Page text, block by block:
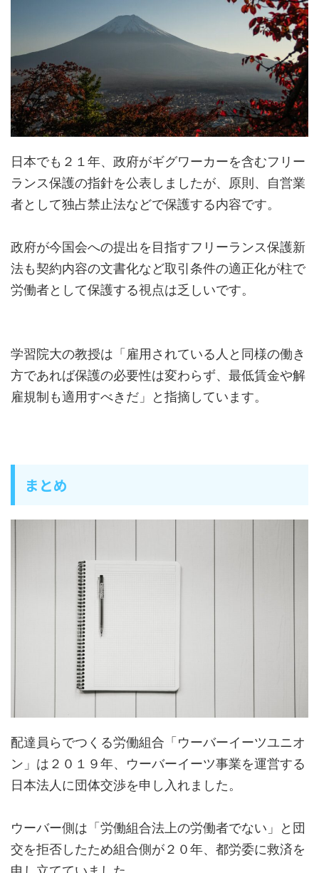
日本でも２１年、政府がギグワーカーを含むフリー
ランス保護の指針を公表しましたが、原則、自営業
者として独占禁止法などで保護する内容です。
政府が今国会への提出を目指すフリーランス保護新
法も契約内容の文書化など取引条件の適正化が柱で
労働者として保護する視点は乏しいです。
学習院大の教授は「雇用されている人と同様の働き
方であれば保護の必要性は変わらず、最低賃金や解
雇規制も適用すべきだ」と指摘しています。
まとめ
配達員らでつくる労働組合「ウーバーイーツユニオ
ン」は２０１９年、ウーバーイーツ事業を運営する
日本法人に団体交渉を申し入れました。
ウーバー側は「労働組合法上の労働者でない」と団
交を拒否したため組合側が２０年、都労委に救済を